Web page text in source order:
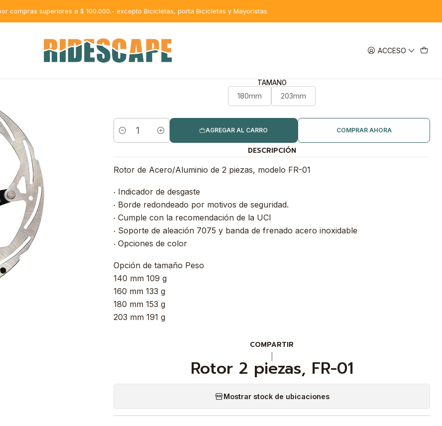
ACCESO
compras superiores a $ 100.000.- excepto Bicicletas, porta Bicicletas y Mayoristas
TAMAÑO
180mm 203mm
Cantidad
AGREGAR AL CARRO COMPRAR AHORA
DESCRIPCIÓN
Rotor de Acero/Aluminio de 2 piezas, modelo FR-01
‧ Indicador de desgaste
‧ Borde redondeado por motivos de seguridad.
‧ Cumple con la recomendación de la UCI
‧ Soporte de aleación 7075 y banda de frenado acero inoxidable
‧ Opciones de color
Opción de tamaño Peso
140 mm 109 g
160 mm 133 g
180 mm 153 g
203 mm 191 g
COMPARTIR
Rotor 2 piezas, FR-01
Mostrar stock de ubicaciones